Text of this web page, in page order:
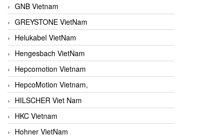
GNB Vietnam
GREYSTONE VietNam
Helukabel VietNam
Hengesbach VietNam
Hepcomotion Vietnam
HepcoMotion Vietnam,
HILSCHER Viet Nam
HKC Vietnam
Hohner VietNam